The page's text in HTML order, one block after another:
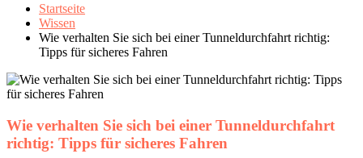
Startseite
Wissen
Wie verhalten Sie sich bei einer Tunneldurchfahrt richtig:
Tipps für sicheres Fahren
Wie verhalten Sie sich bei einer Tunneldurchfahrt
richtig: Tipps für sicheres Fahren